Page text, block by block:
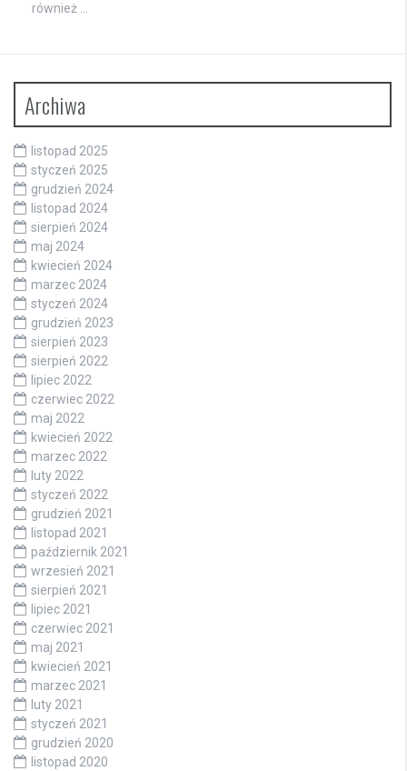
również …
Archiwa
listopad 2025
styczeń 2025
grudzień 2024
listopad 2024
sierpień 2024
maj 2024
kwiecień 2024
marzec 2024
styczeń 2024
grudzień 2023
sierpień 2023
sierpień 2022
lipiec 2022
czerwiec 2022
maj 2022
kwiecień 2022
marzec 2022
luty 2022
styczeń 2022
grudzień 2021
listopad 2021
październik 2021
wrzesień 2021
sierpień 2021
lipiec 2021
czerwiec 2021
maj 2021
kwiecień 2021
marzec 2021
luty 2021
styczeń 2021
grudzień 2020
listopad 2020